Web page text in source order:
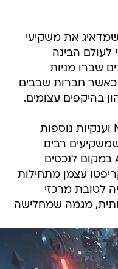
את משקיעי
לעולם הבינה
שברו מניות
כאשר חברות שבבים
חברות כמו Micron, SK Hynix וענקיות נוספות
רבים
מעדיפים כיום חשיפה לגל ה-AI במקום לנכסים
עצמן מתחילות
לטובת מרכזי
מגמה שמחלישה